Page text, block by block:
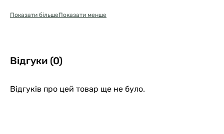
Показати більшеПоказати менше
Відгуки (0)
Відгуків про цей товар ще не було.